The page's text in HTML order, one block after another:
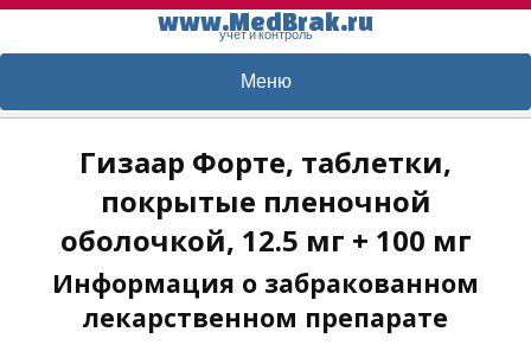
www.MedBrak.ru
учет и контроль
Меню
Гизаар Форте, таблетки,
покрытые пленочной
оболочкой, 12.5 мг + 100 мг
Информация о забракованном
лекарственном препарате